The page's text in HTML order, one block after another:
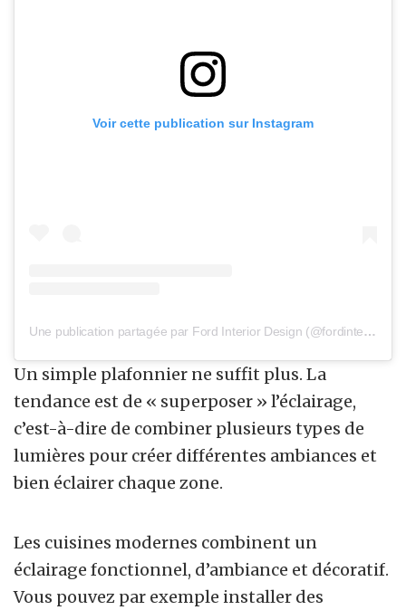
Voir cette publication sur Instagram
Une publication partagée par Ford Interior Design (@fordinteriordesign)
Un simple plafonnier ne suffit plus. La
tendance est de « superposer » l’éclairage,
c’est-à-dire de combiner plusieurs types de
lumières pour créer différentes ambiances et
bien éclairer chaque zone.
Les cuisines modernes combinent un
éclairage fonctionnel, d’ambiance et décoratif.
Vous pouvez par exemple installer des